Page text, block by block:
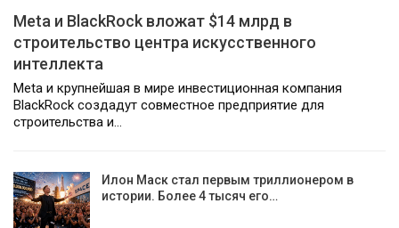
Meta и BlackRock вложат $14 млрд в
строительство центра искусственного
интеллекта
Meta и крупнейшая в мире инвестиционная компания
BlackRock создадут совместное предприятие для
строительства и…
Илон Маск стал первым триллионером в
истории. Более 4 тысяч его…